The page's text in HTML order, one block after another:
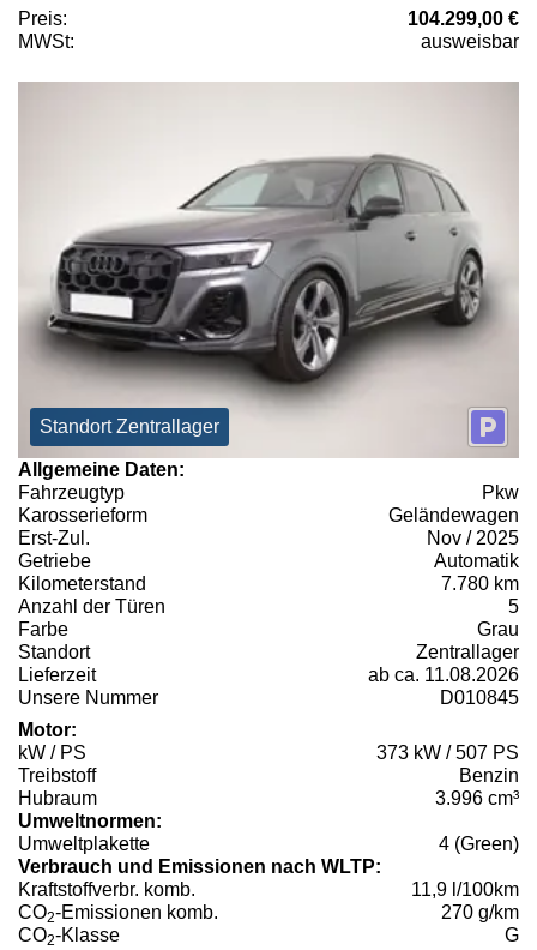
Preis:
104.299,00 €
MWSt:
ausweisbar
Standort Zentrallager
Allgemeine Daten:
Fahrzeugtyp
Pkw
Karosserieform
Geländewagen
Erst-Zul.
Nov / 2025
Getriebe
Automatik
Kilometerstand
7.780 km
Anzahl der Türen
5
Farbe
Grau
Standort
Zentrallager
Lieferzeit
ab ca. 11.08.2026
Unsere Nummer
D010845
Motor:
kW / PS
373 kW / 507 PS
Treibstoff
Benzin
Hubraum
3.996 cm³
Umweltnormen:
Umweltplakette
4 (Green)
Verbrauch und Emissionen nach WLTP:
Kraftstoffverbr. komb.
11,9 l/100km
CO2-Emissionen komb.
270 g/km
CO2-Klasse G